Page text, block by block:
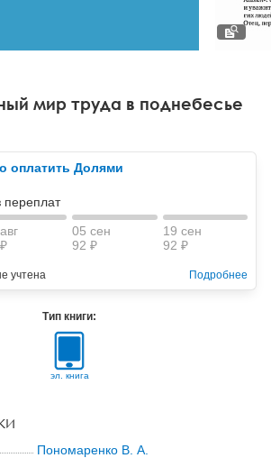
психотерапии
гипноз и НЛП
психоанализ
мир труда в поднебесье
оплатить Долями
переплат
05 сен
92 ₽
19 сен
92 ₽
учтена Подробнее
Тип книги:
эл. книга
Пономаренко В. А.